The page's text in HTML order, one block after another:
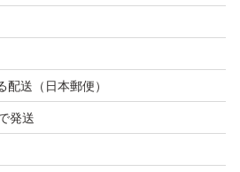
配送（日本郵便）
発送